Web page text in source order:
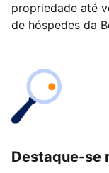
propriedade até
de hóspedes da
Destaque-se